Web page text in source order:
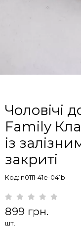
Чоловічі
Family
із
закриті
Код: n0111-41e-041b
899 грн.
шт.